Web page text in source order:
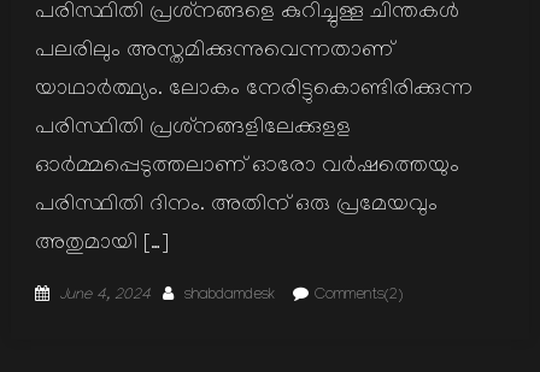
പരിസ്ഥിതി പ്രശ്‌നങ്ങളെ കുറിച്ചുള്ള ചിന്തകള്‍
പലരിലും അസ്തമിക്കുന്നുവെന്നതാണ്
യാഥാര്‍ത്ഥ്യം. ലോകം നേരിട്ടുകൊണ്ടിരിക്കുന്ന
പരിസ്ഥിതി പ്രശ്‌നങ്ങളിലേക്കുളള
ഓര്‍മ്മപ്പെടുത്തലാണ് ഓരോ വര്‍ഷത്തെയും
പരിസ്ഥിതി ദിനം. അതിന് ഒരു പ്രമേയവും
അതുമായി […]
Posted
June 4, 2024 Author
shabdamdesk Comments(2)